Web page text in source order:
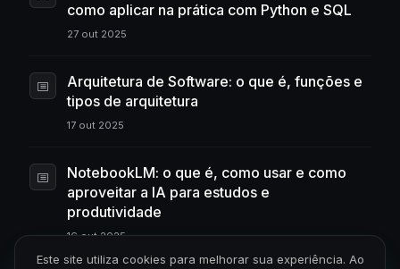
como aplicar na prática com Python e SQL
27 out 2025
Arquitetura de Software: o que é, funções e
tipos de arquitetura
17 out 2025
NotebookLM: o que é, como usar e como
aproveitar a IA para estudos e
produtividade
16 out 2025
Este site utiliza cookies para melhorar sua experiência. Ao